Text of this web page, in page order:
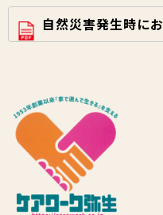
自然災害発生時に